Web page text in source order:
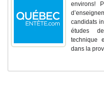
environs!
candidats
études
technique
dans la